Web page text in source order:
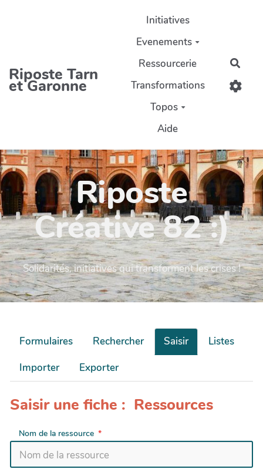
Riposte Tarn
et Garonne
Initiatives
Evenements
Ressourcerie
Transformations
Topos
Aide
Riposte
Créative 82 :)
Solidarités, initiatives qui transforment les crises !
Formulaires Rechercher Saisir
Listes
Importer
Exporter
Saisir une fiche : Ressources
Nom de la ressource